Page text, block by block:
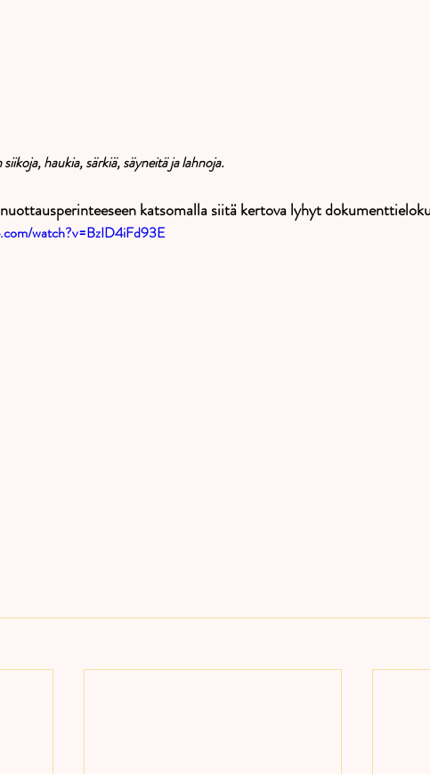
haukia, särkiä, säyneitä ja lahnoja.
katsomalla siitä kertova lyhyt
watch?v=BzID4iFd93E